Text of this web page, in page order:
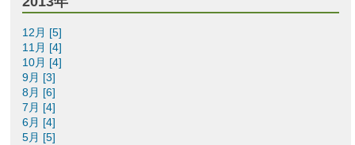
12月 [5]
11月 [4]
10月 [4]
9月 [3]
8月 [6]
7月 [4]
6月 [4]
5月 [5]